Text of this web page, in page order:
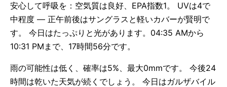
安心して呼吸を：空気質は良好、EPA指数1。 UVは4で
中程度 — 正午前後はサングラスと軽いカバーが賢明で
す。 今日はたっぷりと光があります。04:35 AMから
10:31 PMまで、17時間56分です。
雨の可能性は低く、確率は5%、最大0mmです。 今後24
時間は乾いた天気が続くでしょう。 今日はガルザバイル